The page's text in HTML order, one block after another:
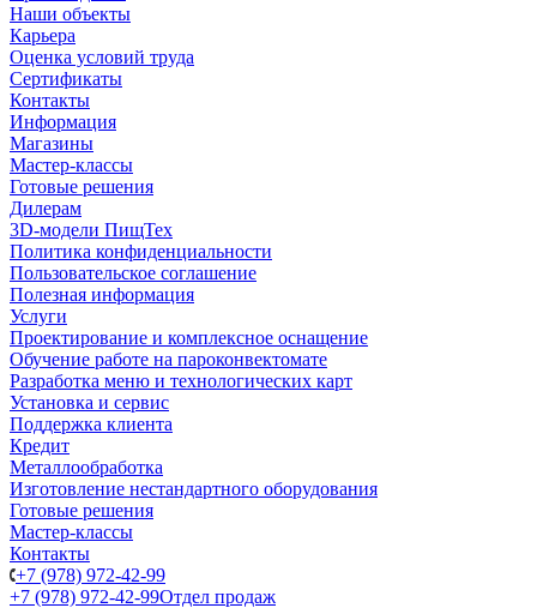
Наши объекты
Карьера
Оценка условий труда
Сертификаты
Контакты
Информация
Магазины
Мастер-классы
Готовые решения
Дилерам
3D-модели ПищТех
Политика конфиденциальности
Пользовательское соглашение
Полезная информация
Услуги
Проектирование и комплексное оснащение
Обучение работе на пароконвектомате
Разработка меню и технологических карт
Установка и сервис
Поддержка клиента
Кредит
Металлообработка
Изготовление нестандартного оборудования
Готовые решения
Мастер-классы
Контакты
+7 (978) 972-42-99
+7 (978) 972-42-99Отдел продаж